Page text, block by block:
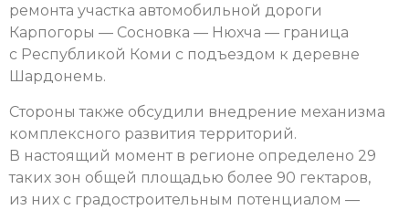
ремонта участка автомобильной дороги
Карпогоры — Сосновка — Нюхча — граница
с Республикой Коми с подъездом к деревне
Шардонемь.
Стороны также обсудили внедрение механизма
комплексного развития территорий.
В настоящий момент в регионе определено 29
таких зон общей площадью более 90 гектаров,
из них с градостроительным потенциалом —